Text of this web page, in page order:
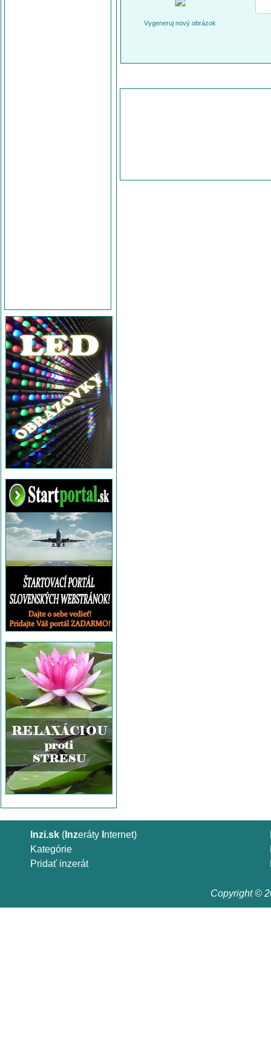
Vygeneruj nový obrázok
Inzi.sk ( Inzeráty nternet)
Kategórie
Pridať inzerát
Copyright ©